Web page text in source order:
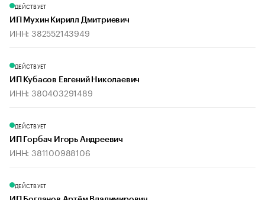
ДЕЙСТВУЕТ
ИП Мухин Кирилл Дмитриевич
ИНН: 382552143949
ДЕЙСТВУЕТ
ИП Кубасов Евгений Николаевич
ИНН: 380403291489
ДЕЙСТВУЕТ
ИП Горбач Игорь Андреевич
ИНН: 381100988106
ДЕЙСТВУЕТ